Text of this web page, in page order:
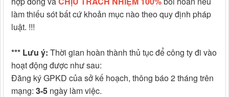
làm thiếu sót bất cứ khoản mục nào theo quy định pháp
luật. !!!
*** Lưu ý: Thời gian hoàn thành thủ tục để công ty đi vào
hoạt động được như sau:
Đăng ký GPKD của sở kế hoạch, thông báo 2 tháng trên
mạng: 3-5 ngày làm việc.